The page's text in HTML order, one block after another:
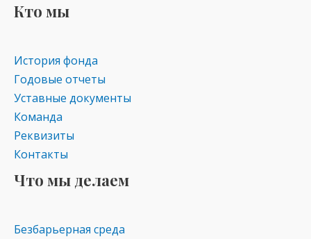
Кто мы
История фонда
Годовые отчеты
Уставные документы
Команда
Реквизиты
Контакты
Что мы делаем
Безбарьерная среда